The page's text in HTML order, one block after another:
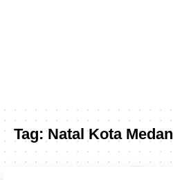
Tag:Natal Kota Medan